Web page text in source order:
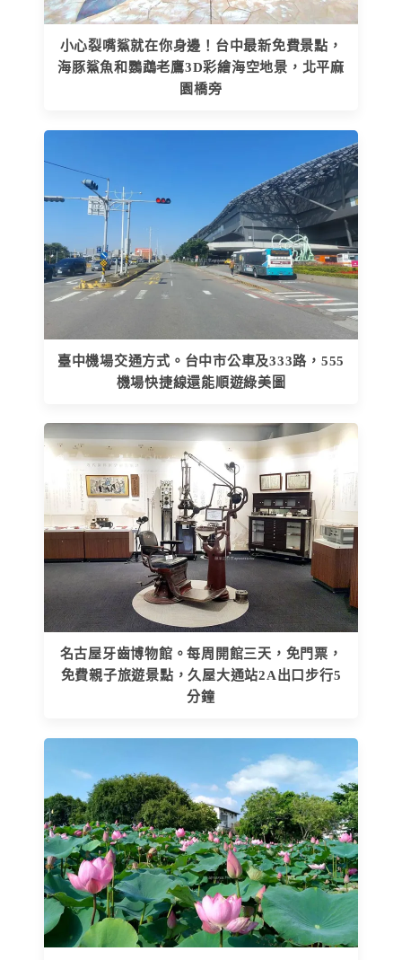
小心裂嘴鯊就在你身邊！台中最新免費景點，
海豚鯊魚和鸚鵡老鷹3D彩繪海空地景，北平麻
園橋旁
臺中機場交通方式。台中市公車及333路，555
機場快捷線還能順遊綠美圖
名古屋牙齒博物館。每周開館三天，免門票，
免費親子旅遊景點，久屋大通站2A出口步行5
分鐘